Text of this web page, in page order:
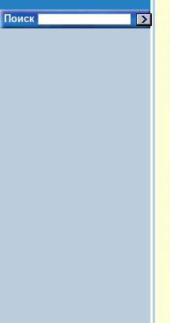
Поиск